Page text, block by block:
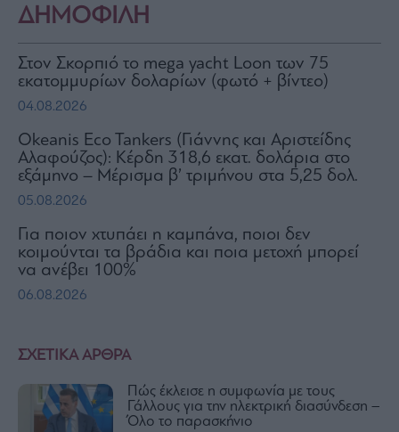
ΣΧΕΤΙΚΑ ΑΡΘΡΑ
Πώς έκλεισε η συμφωνία με τους
Γάλλους για την ηλεκτρική διασύνδεση –
Όλο το παρασκήνιο
ΔΗΜΟΦΙΛΗ
Στον Σκορπιό το mega yacht Loon των 75
εκατομμυρίων δολαρίων (φωτό + βίντεο)
04.08.2026
Okeanis Eco Tankers (Γιάννης και Αριστείδης
Αλαφούζος): Κέρδη 318,6 εκατ. δολάρια στο
εξάμηνο – Μέρισμα β’ τριμήνου στα 5,25 δολ.
05.08.2026
Για ποιον χτυπάει η καμπάνα, ποιοι δεν
κοιμούνται τα βράδια και ποια μετοχή μπορεί
να ανέβει 100%
06.08.2026